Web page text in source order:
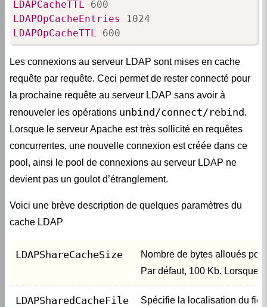
LDAPCacheTTL
LDAPOpCacheEntries
LDAPOpCacheTTL 600
Les connexions au serveur LDAP sont mises en cache
requête par requête. Ceci permet de rester connecté pour
la prochaine requête au serveur LDAP sans avoir à
renouveler les opérations unbind/connect/rebind.
Lorsque le serveur Apache est très sollicité en requêtes
concurrentes, une nouvelle connexion est créée dans ce
pool, ainsi le pool de connexions au serveur LDAP ne
devient pas un goulot d’étranglement.
Voici une brève description de quelques paramètres du
cache LDAP
LDAPShareCacheSize
Nombre de bytes alloués
Par défaut, 100 Kb. Lorsque
LDAPSharedCacheFile
Spécifie la localisation du